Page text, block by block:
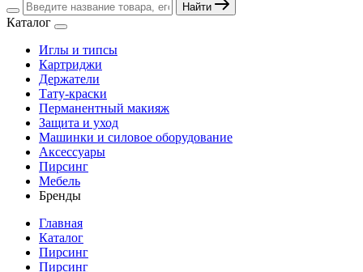
Найти
Каталог
Иглы и типсы
Картриджи
Держатели
Тату-краски
Перманентный макияж
Защита и уход
Машинки и силовое оборудование
Аксессуары
Пирсинг
Мебель
Бренды
Главная
Каталог
Пирсинг
Пирсинг